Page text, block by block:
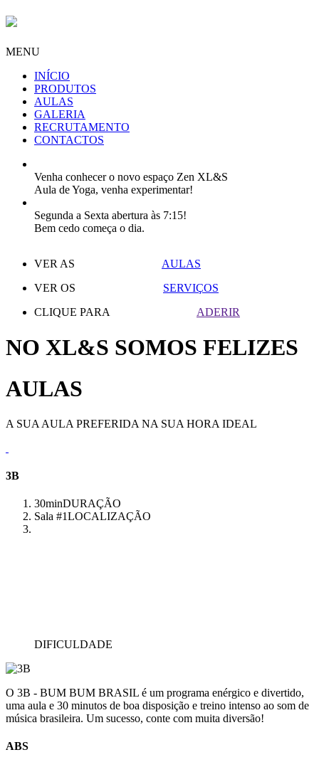
MENU
INÍCIO
PRODUTOS
AULAS
GALERIA
RECRUTAMENTO
CONTACTOS
Venha conhecer o novo espaço Zen XL&S
Aula de Yoga, venha experimentar!
Segunda a Sexta abertura às 7:15!
Bem cedo começa o dia.
VER AS
AULAS
VER OS
SERVIÇOS
CLIQUE PARA
ADERIR
NO XL&S SOMOS FELIZES
AULAS
A SUA AULA PREFERIDA NA SUA HORA IDEAL
3B
30minDURAÇÃO
Sala #1LOCALIZAÇÃO
DIFICULDADE
O 3B - BUM BUM BRASIL é um programa enérgico e divertido,
uma aula e 30 minutos de boa disposição e treino intenso ao som de
música brasileira. Um sucesso, conte com muita diversão!
ABS